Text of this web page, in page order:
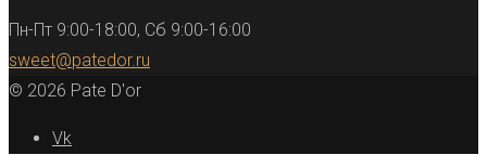
Пн-Пт 9:00-18:00, Сб 9:00-16:00
sweet@patedor.ru
© 2026 Pate D'or
Vk